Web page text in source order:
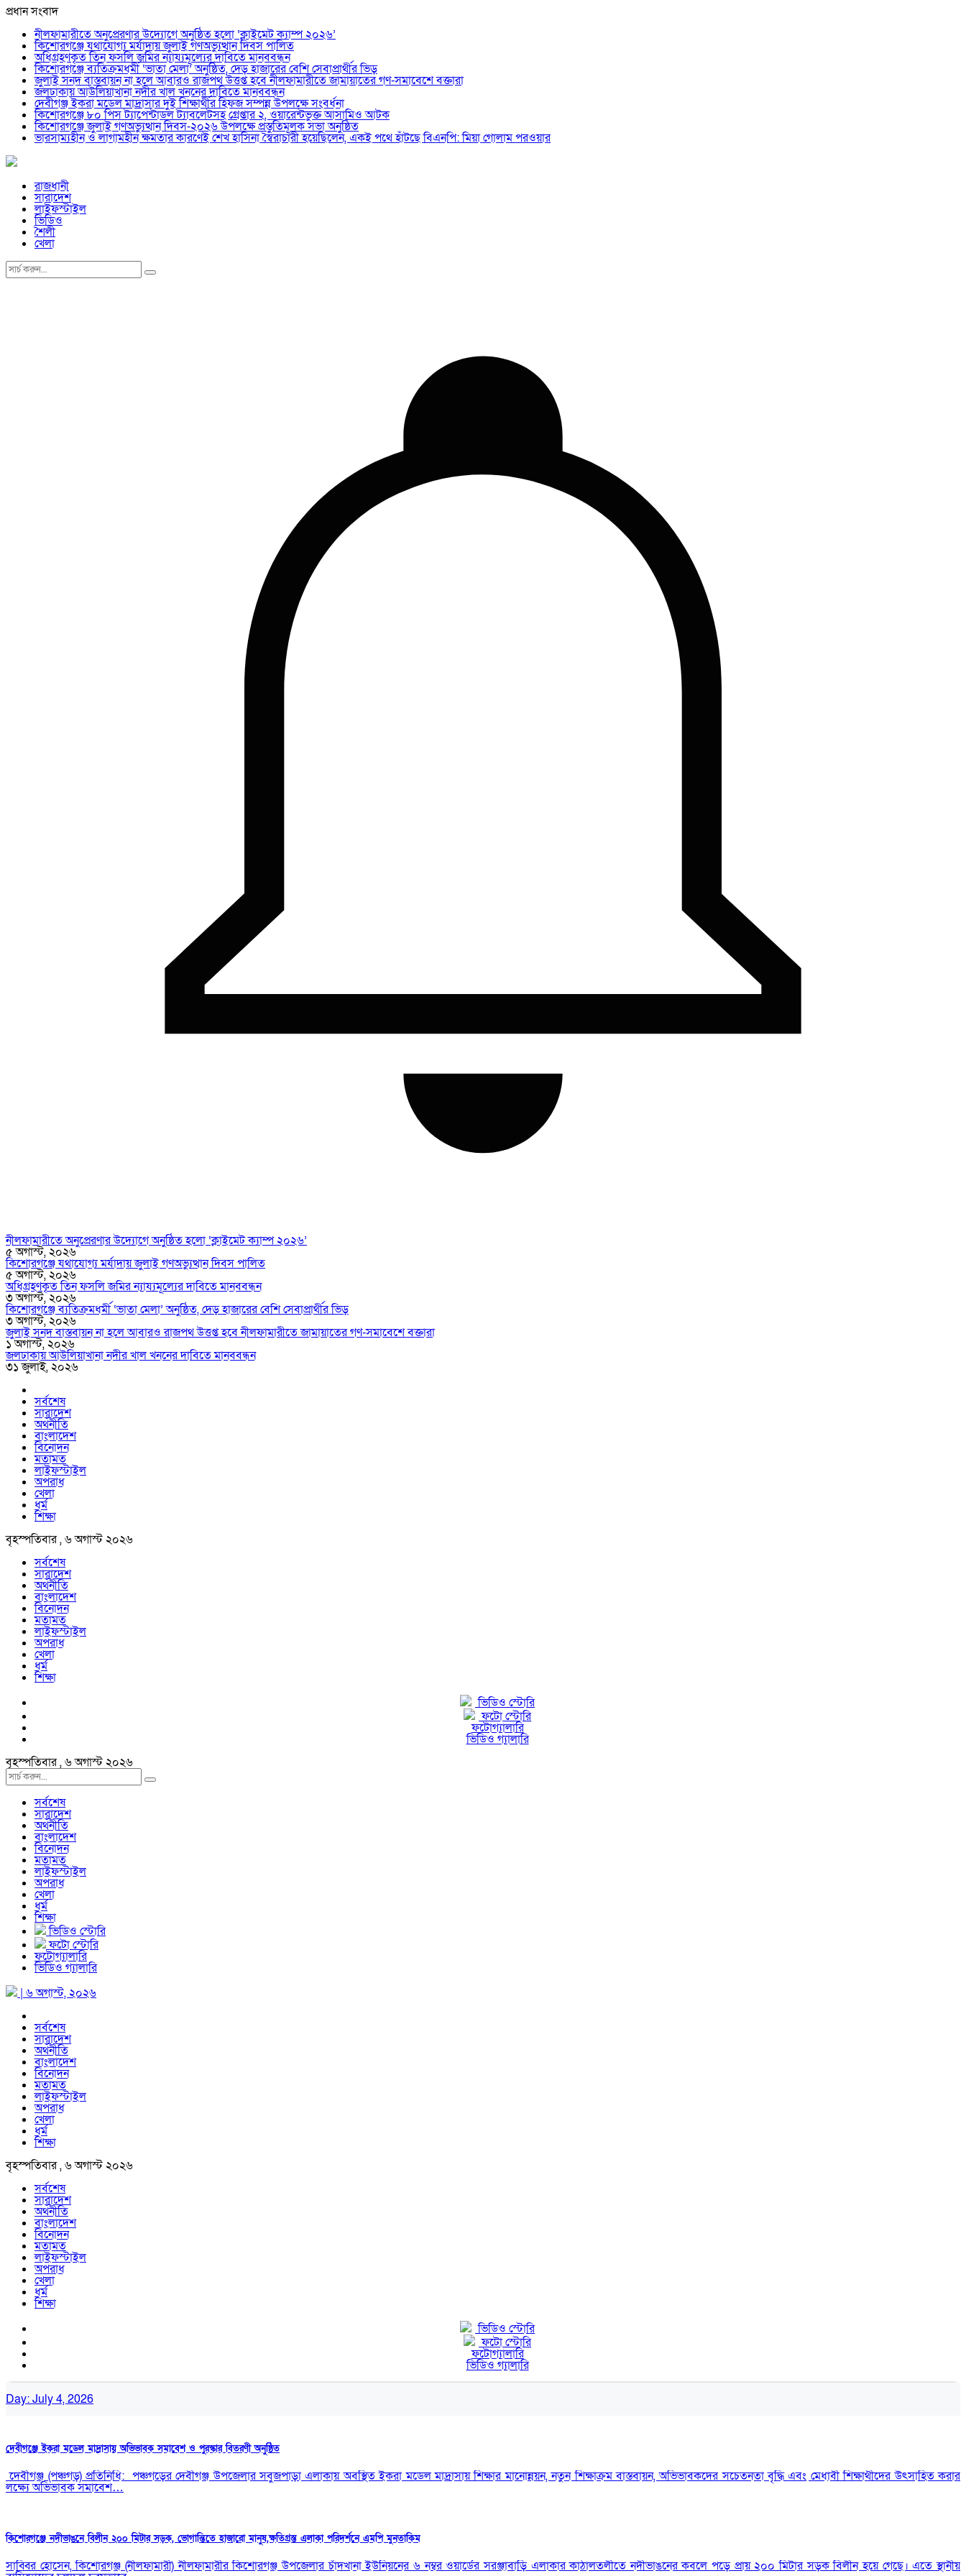
প্রধান সংবাদ
নীলফামারীতে অনুপ্রেরণার উদ্যোগে অনুষ্ঠিত হলো ‘ক্লাইমেট ক্যাম্প ২০২৬’
কিশোরগঞ্জে যথাযোগ্য মর্যাদায় জুলাই গণঅভ্যুত্থান দিবস পালিত
অধিগ্রহণকৃত তিন ফসলি জমির ন্যায্যমূল্যের দাবিতে মানববন্ধন
কিশোরগঞ্জে ব্যতিক্রমধর্মী ‘ভাতা মেলা’ অনুষ্ঠিত, দেড় হাজারের বেশি সেবাপ্রার্থীর ভিড়
জুলাই সনদ বাস্তবায়ন না হলে আবারও রাজপথ উত্তপ্ত হবে নীলফামারীতে জামায়াতের গণ-সমাবেশে বক্তারা
জলঢাকায় আউলিয়াখানা নদীর খাল খননের দাবিতে মানববন্ধন
দেবীগঞ্জ ইকরা মডেল মাদ্রাসার দুই শিক্ষার্থীর হিফজ সম্পন্ন উপলক্ষে সংবর্ধনা
কিশোরগঞ্জে ৮০ পিস ট্যাপেন্টাডল ট্যাবলেটসহ গ্রেপ্তার ২, ওয়ারেন্টভুক্ত আসামিও আটক
কিশোরগঞ্জে জুলাই গণঅভ্যুত্থান দিবস-২০২৬ উপলক্ষে প্রস্তুতিমূলক সভা অনুষ্ঠিত
ভারসাম্যহীন ও লাগামহীন ক্ষমতার কারণেই শেখ হাসিনা স্বৈরাচারী হয়েছিলেন, একই পথে হাঁটছে বিএনপি: মিয়া গোলাম পরওয়ার
রাজধানী
সারাদেশ
লাইফস্টাইল
ভিডিও
শৈলী
খেলা
নীলফামারীতে অনুপ্রেরণার উদ্যোগে অনুষ্ঠিত হলো ‘ক্লাইমেট ক্যাম্প ২০২৬’
৫ অগাস্ট, ২০২৬
কিশোরগঞ্জে যথাযোগ্য মর্যাদায় জুলাই গণঅভ্যুত্থান দিবস পালিত
৫ অগাস্ট, ২০২৬
অধিগ্রহণকৃত তিন ফসলি জমির ন্যায্যমূল্যের দাবিতে মানববন্ধন
৩ অগাস্ট, ২০২৬
কিশোরগঞ্জে ব্যতিক্রমধর্মী ‘ভাতা মেলা’ অনুষ্ঠিত, দেড় হাজারের বেশি সেবাপ্রার্থীর ভিড়
৩ অগাস্ট, ২০২৬
জুলাই সনদ বাস্তবায়ন না হলে আবারও রাজপথ উত্তপ্ত হবে নীলফামারীতে জামায়াতের গণ-সমাবেশে বক্তারা
১ অগাস্ট, ২০২৬
জলঢাকায় আউলিয়াখানা নদীর খাল খননের দাবিতে মানববন্ধন
৩১ জুলাই, ২০২৬
সর্বশেষ
সারাদেশ
অর্থনীতি
বাংলাদেশ
বিনোদন
মতামত
লাইফস্টাইল
অপরাধ
খেলা
ধর্ম
শিক্ষা
বৃহস্পতিবার , ৬ অগাস্ট ২০২৬
সর্বশেষ
সারাদেশ
অর্থনীতি
বাংলাদেশ
বিনোদন
মতামত
লাইফস্টাইল
অপরাধ
খেলা
ধর্ম
শিক্ষা
ভিডিও স্টোরি
ফটো স্টোরি
ফটোগ্যালারি
ভিডিও গ্যালারি
বৃহস্পতিবার , ৬ অগাস্ট ২০২৬
সর্বশেষ
সারাদেশ
অর্থনীতি
বাংলাদেশ
বিনোদন
মতামত
লাইফস্টাইল
অপরাধ
খেলা
ধর্ম
শিক্ষা
ভিডিও স্টোরি
ফটো স্টোরি
ফটোগ্যালারি
ভিডিও গ্যালারি
| ৬ অগাস্ট, ২০২৬
সর্বশেষ
সারাদেশ
অর্থনীতি
বাংলাদেশ
বিনোদন
মতামত
লাইফস্টাইল
অপরাধ
খেলা
ধর্ম
শিক্ষা
বৃহস্পতিবার , ৬ অগাস্ট ২০২৬
সর্বশেষ
সারাদেশ
অর্থনীতি
বাংলাদেশ
বিনোদন
মতামত
লাইফস্টাইল
অপরাধ
খেলা
ধর্ম
শিক্ষা
ভিডিও স্টোরি
ফটো স্টোরি
ফটোগ্যালারি
ভিডিও গ্যালারি
Day:July 4, 2026
দেবীগঞ্জে ইকরা মডেল মাদ্রাসায় অভিভাবক সমাবেশ ও পুরস্কার বিতরণী অনুষ্ঠিত
‎ ‎দেবীগঞ্জ (পঞ্চগড়) প্রতিনিধি: ‎ ‎পঞ্চগড়ের দেবীগঞ্জ উপজেলার সবুজপাড়া এলাকায় অবস্থিত ইকরা মডেল মাদ্রাসায় শিক্ষার মানোন্নয়ন, নতুন শিক্ষাক্রম বাস্তবায়ন, অভিভাবকদের সচেতনতা বৃদ্ধি এবং মেধাবী শিক্ষার্থীদের উৎসাহিত করার
লক্ষ্যে অভিভাবক সমাবেশ…
কিশোরগঞ্জে নদীভাঙনে বিলীন ২০০ মিটার সড়ক, ভোগান্তিতে হাজারো মানুষ,ক্ষতিগ্রস্ত এলাকা পরিদর্শনে এমপি মুনতাকিম
সাব্বির হোসেন, কিশোরগঞ্জ (নীলফামারী) নীলফামারীর কিশোরগঞ্জ উপজেলার চাঁদখানা ইউনিয়নের ৬ নম্বর ওয়ার্ডের সরঞ্জাবাড়ি এলাকার কাঠালতলীতে নদীভাঙনের কবলে পড়ে প্রায় ২০০ মিটার সড়ক বিলীন হয়ে গেছে। এতে স্থানীয়